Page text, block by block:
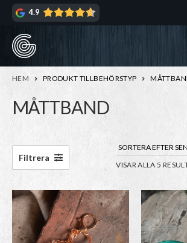
Hoppa
navigering
Hoppa
innehåll
4.9
HEM PRODUKT TILLBEHÖRSTYP
MÅTTBAND
VISAR ALLA 5
Filtrera